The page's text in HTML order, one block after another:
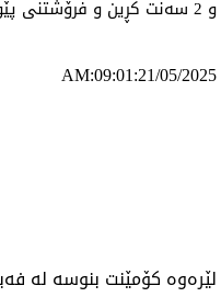
و 2 سەنت کڕین و فرۆشتنی پێوەکرا.
AM:09:01:21/05/2025
لێرەوە کۆمێنت بنوسە لە